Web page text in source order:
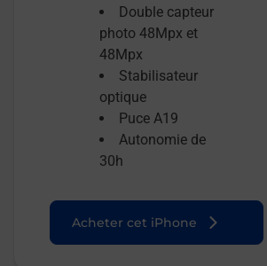
Double capteur
photo 48Mpx et
48Mpx
Stabilisateur
optique
Puce A19
Autonomie de
30h
Acheter cet iPhone